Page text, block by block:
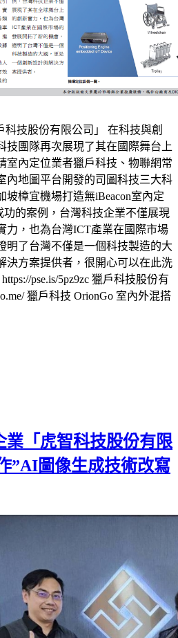
技股份有限公司」 在科技與創
技團隊再次展現了其在國際舞台上
室內定位業者獵戶科技、物聯網常
內地圖平台開發的司圖科技三大科
樟宜機場打造無iBeacon室內定
的案例，台灣科技企業不僅展現
力，也為台灣ICT產業在國際市場
明了台灣不僅是一個科技製造的大
決方案提供者，很開心可以在此洗
pse.is/5pz9zc 獵戶科技股份有
獵戶科技 OrionGo 室內外混搭
業「虎智科技股份有限
”AI圖像生成技術改寫